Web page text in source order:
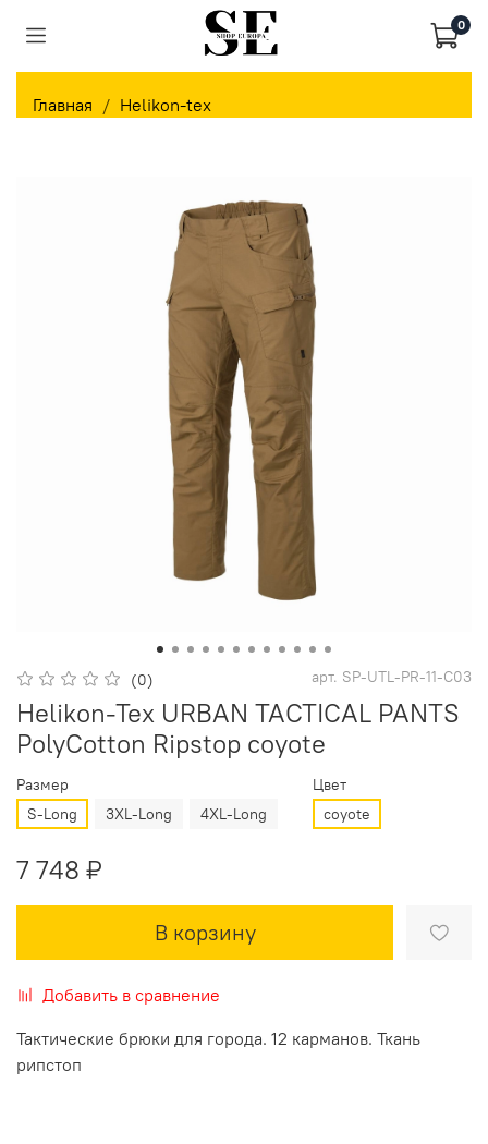
0
Главная Helikon-tex
(0) арт. SP-UTL-PR-11-C03
Helikon-Tex URBAN TACTICAL PANTS
PolyCotton Ripstop coyote
Размер
S-Long
3XL-Long 4XL-Long
Цвет
coyote
7 748 ₽
В корзину
Добавить в сравнение
Тактические брюки для города. 12 карманов. Ткань
рипстоп